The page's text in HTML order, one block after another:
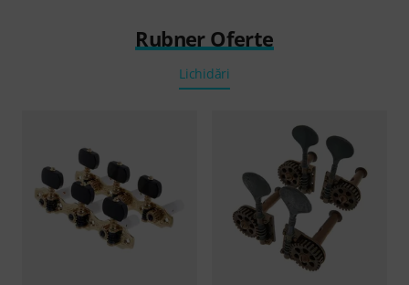
Rubner Oferte
Lichidări